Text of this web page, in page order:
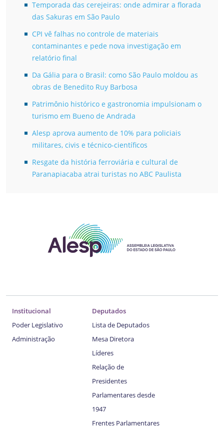
Temporada das cerejeiras: onde admirar a florada
das Sakuras em São Paulo
CPI vê falhas no controle de materiais
contaminantes e pede nova investigação em
relatório final
Da Gália para o Brasil: como São Paulo moldou as
obras de Benedito Ruy Barbosa
Patrimônio histórico e gastronomia impulsionam o
turismo em Bueno de Andrada
Alesp aprova aumento de 10% para policiais
militares, civis e técnico-científicos
Resgate da história ferroviária e cultural de
Paranapiacaba atrai turistas no ABC Paulista
Institucional
Poder Legislativo
Administração
Deputados
Lista de Deputados
Mesa Diretora
Líderes
Relação de
Presidentes
Parlamentares desde
1947
Frentes Parlamentares